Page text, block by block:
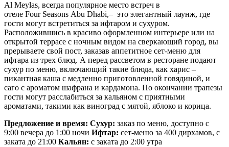
Al Meylas, всегда популярное место встреч в
отеле Four Seasons Abu Dhabi,– это элегантный лаунж, где
гости могут встретиться за ифтаром и сухуром.
Расположившись в красиво оформленном интерьере или на
открытой террасе с ночным видом на сверкающий город, вы
прерываете свой пост, заказав аппетитное сет-меню для
ифтара из трех блюд. А перед рассветом в ресторане подают
сухур по меню, включающий такие блюда, как харис –
пикантная каша с медленно приготовленной говядиной, и
саго с ароматом шафрана и кардамона. По окончании трапезы
гости могут расслабиться за кальяном с приятными
ароматами, такими как виноград с мятой, яблоко и корица.
Предложение и время: Сухур: заказ по меню, доступно с
9:00 вечера до 1:00 ночи Ифтар: сет-меню за 400 дирхамов, с
заката до 21:00 Кальян: с заката до 2:00 утра